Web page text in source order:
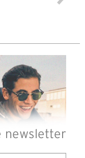
newsletter